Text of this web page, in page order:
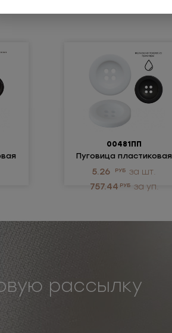
00481ПП
Пуговица пластиковая
5.26 РУБ за шт.
757.44 РУБ за уп.
рассылку